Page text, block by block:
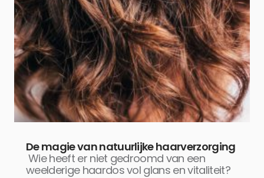
De magie van natuurlijke haarverzorging
Wie heeft er niet gedroomd van een
weelderige haardos vol glans en vitaliteit?